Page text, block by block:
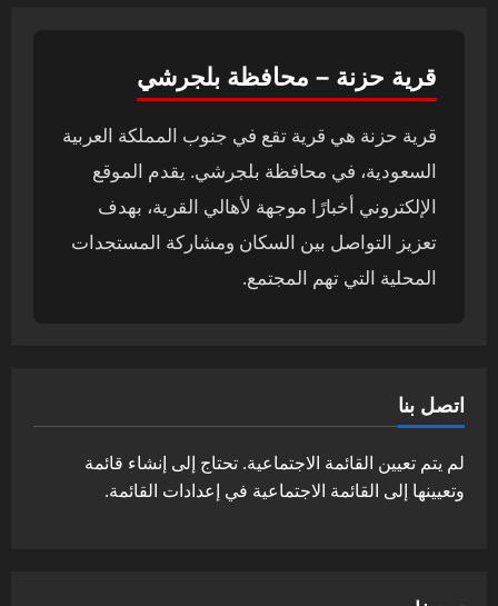
قرية حزنة – محافظة بلجرشي
قرية حزنة هي قرية تقع في جنوب المملكة العربية
السعودية، في محافظة بلجرشي. يقدم الموقع
الإلكتروني أخبارًا موجهة لأهالي القرية، بهدف
تعزيز التواصل بين السكان ومشاركة المستجدات
المحلية التي تهم المجتمع.
اتصل بنا
لم يتم تعيين القائمة الاجتماعية. تحتاج إلى إنشاء قائمة
وتعيينها إلى القائمة الاجتماعية في إعدادات القائمة.